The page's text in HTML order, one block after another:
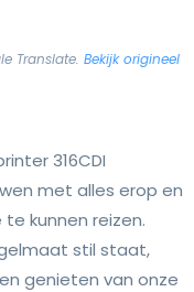
Translate. Bekijk origineel
316CDI
met alles erop en
kunnen reizen.
stil staat,
genieten van onze